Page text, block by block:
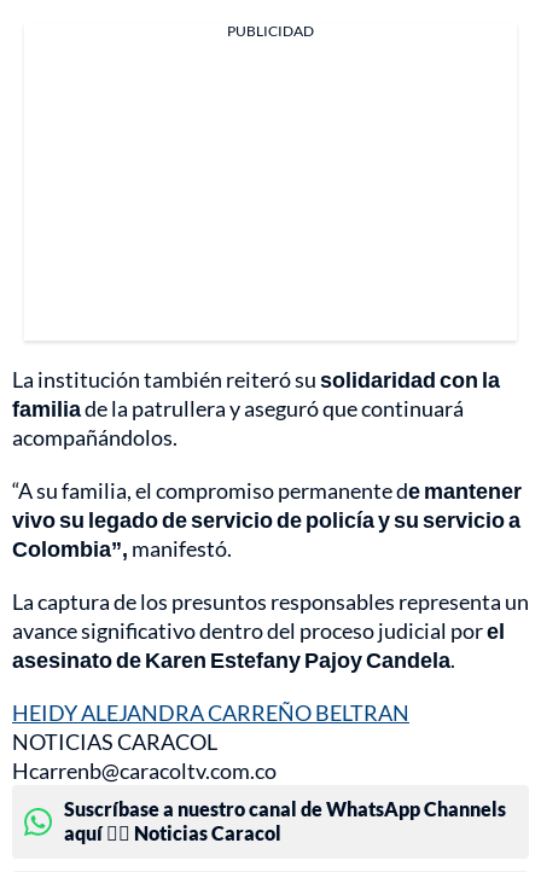
PUBLICIDAD
La institución también reiteró susolidaridad con la
familiade la patrullera y aseguró que continuará
acompañándolos.
“A su familia, el compromiso permanente de mantener
vivo su legado de servicio de policía y su servicio a
Colombia”, manifestó.
La captura de los presuntos responsables representa un
avance significativo dentro del proceso judicial porel
asesinato de Karen Estefany Pajoy Candela.
HEIDY ALEJANDRA CARREÑO BELTRAN
NOTICIAS CARACOL
Hcarrenb@caracoltv.com.co
Suscríbase a nuestro canal de WhatsApp Channels
aquí 👉🏻 Noticias Caracol